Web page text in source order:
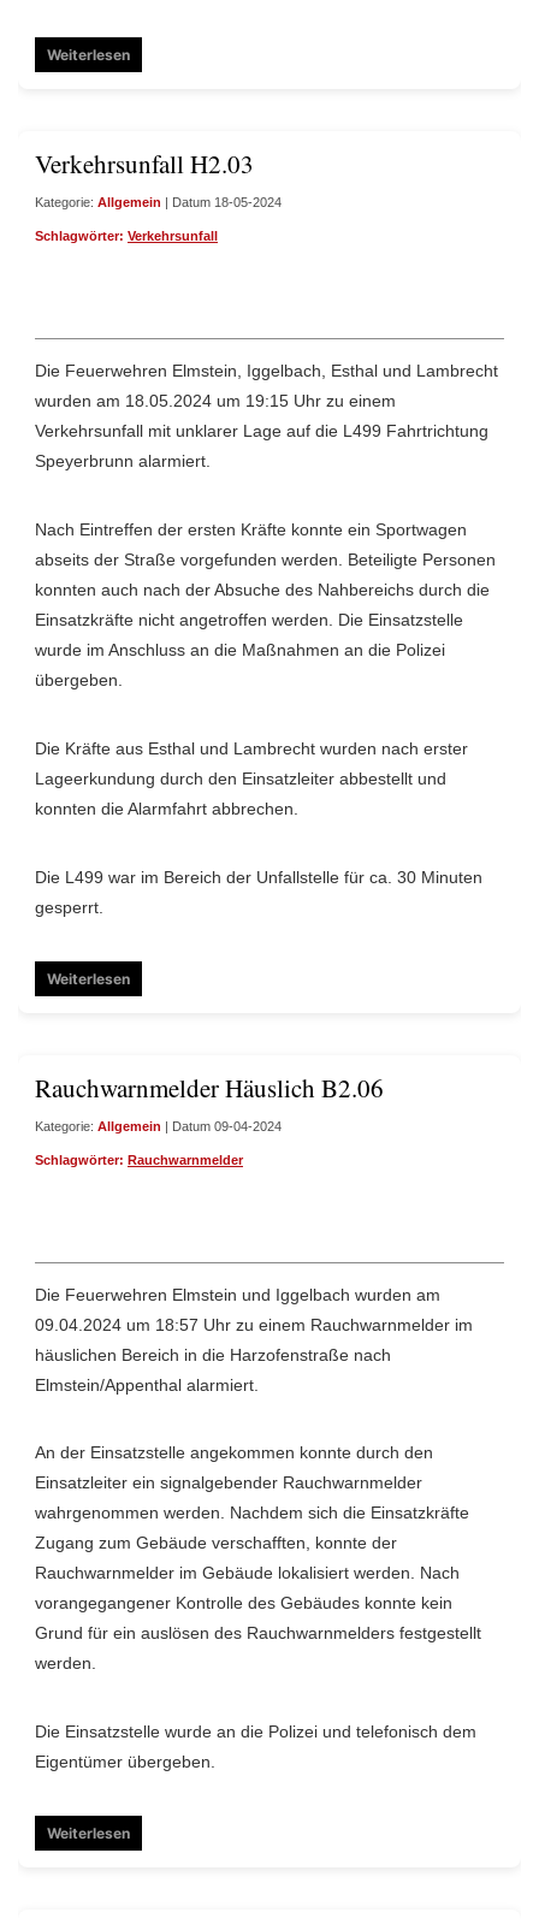
Weiterlesen
Verkehrsunfall H2.03
Kategorie: Allgemein | Datum 18-05-2024
Schlagwörter: Verkehrsunfall
Die Feuerwehren Elmstein, Iggelbach, Esthal und Lambrecht
wurden am 18.05.2024 um 19:15 Uhr zu einem
Verkehrsunfall mit unklarer Lage auf die L499 Fahrtrichtung
Speyerbrunn alarmiert.
Nach Eintreffen der ersten Kräfte konnte ein Sportwagen
abseits der Straße vorgefunden werden. Beteiligte Personen
konnten auch nach der Absuche des Nahbereichs durch die
Einsatzkräfte nicht angetroffen werden. Die Einsatzstelle
wurde im Anschluss an die Maßnahmen an die Polizei
übergeben.
Die Kräfte aus Esthal und Lambrecht wurden nach erster
Lageerkundung durch den Einsatzleiter abbestellt und
konnten die Alarmfahrt abbrechen.
Die L499 war im Bereich der Unfallstelle für ca. 30 Minuten
gesperrt.
Weiterlesen
Rauchwarnmelder Häuslich B2.06
Kategorie: Allgemein | Datum 09-04-2024
Schlagwörter: Rauchwarnmelder
Die Feuerwehren Elmstein und Iggelbach wurden am
09.04.2024 um 18:57 Uhr zu einem Rauchwarnmelder im
häuslichen Bereich in die Harzofenstraße nach
Elmstein/Appenthal alarmiert.
An der Einsatzstelle angekommen konnte durch den
Einsatzleiter ein signalgebender Rauchwarnmelder
wahrgenommen werden. Nachdem sich die Einsatzkräfte
Zugang zum Gebäude verschafften, konnte der
Rauchwarnmelder im Gebäude lokalisiert werden. Nach
vorangegangener Kontrolle des Gebäudes konnte kein
Grund für ein auslösen des Rauchwarnmelders festgestellt
werden.
Die Einsatzstelle wurde an die Polizei und telefonisch dem
Eigentümer übergeben.
Weiterlesen